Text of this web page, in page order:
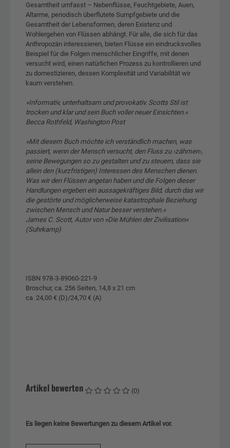
Gesamtheit umfasst – Nebenflüsse, Feuchtgebiete, Auen,
Altarme, periodisch überflutete Sumpfgebiete und die
Gesamtheit der Lebensformen, deren Existenz und
Wohlergehen von Flüssen abhängt. Für alle, die sich für das
Anthropozän interessieren, bieten Flüsse ein eindrucksvolles
Beispiel für die Folgen menschlicher Eingriffe, mit denen
versucht wird, einen natürlichen Prozess zu kontrollieren und
zu domestizieren, dessen Komplexität und Variabilität wir
kaum verstehen.
»Informativ, unterhaltsam und provokativ. Scotts Stil ist
trocken und klar und sein Buch voller neuer Einsichten.«
Becca Rothfeld, Washington Post
»Mit diesem Buch möchte ich verständlich machen, was
passiert, wenn der Mensch versucht, den Fluss zu ›zähmen‹,
seine Bewegungen so zu gestalten und zu steuern, dass sie
allein den (kurzfristigen) Interessen des Menschen dienen.
Was wir den Flüssen angetan haben und die Folgen dieser
Handlungen ergeben ein aussagekräftiges Bild, durch das wir
die gestörte und möglicherweise katastrophale Beziehung
zwischen Mensch und Natur besser verstehen.«
James C. Scott, Autor von »Die Mühlen der Zivilisation«
(Suhrkamp)
ISBN 978-3-89060-221-9
Broschur, ca. 256 Seiten, 14,8 x 21 cm
ca. 24,00 € (D)/24,70 € (A)
Artikel bewerten (0)
Es liegen keine Bewertungen zu diesem Artikel vor.